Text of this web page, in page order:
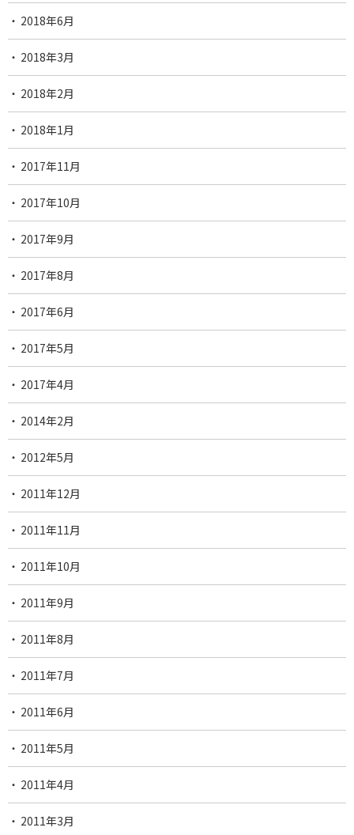
2018年6月
2018年3月
2018年2月
2018年1月
2017年11月
2017年10月
2017年9月
2017年8月
2017年6月
2017年5月
2017年4月
2014年2月
2012年5月
2011年12月
2011年11月
2011年10月
2011年9月
2011年8月
2011年7月
2011年6月
2011年5月
2011年4月
2011年3月